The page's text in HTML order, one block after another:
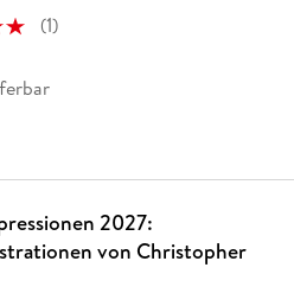
(1)
2027:
von Christopher